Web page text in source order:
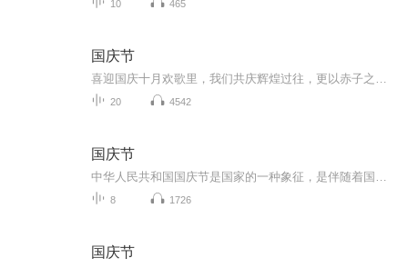
10 465
国庆节
20 4542
国庆节
8 1726
国庆节